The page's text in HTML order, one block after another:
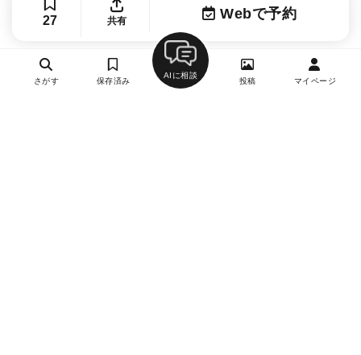
27 共有 Webで予約
さがす 保存済み
AIに相談
投稿 マイページ